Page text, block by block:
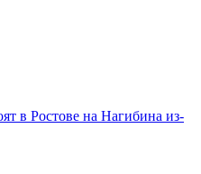
в Ростове на Нагибина из-